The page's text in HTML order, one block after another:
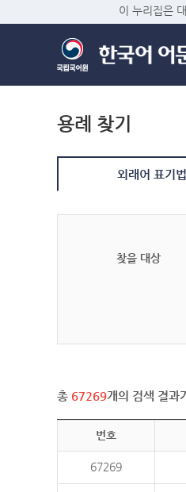
이 누리집은
용례 찾기
외래어 표기법
찾을 대상
총 67269개의 검색 결과
번호
67269